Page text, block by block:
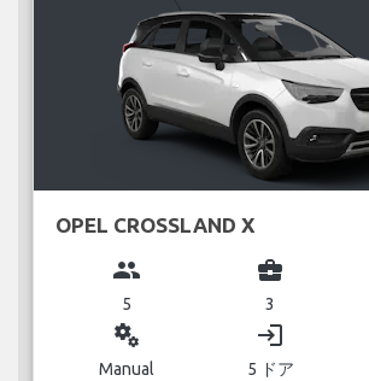
OPEL CROSSLAND X
group
5
business_center
3
miscellaneous_services
Manual
login
5 ドア